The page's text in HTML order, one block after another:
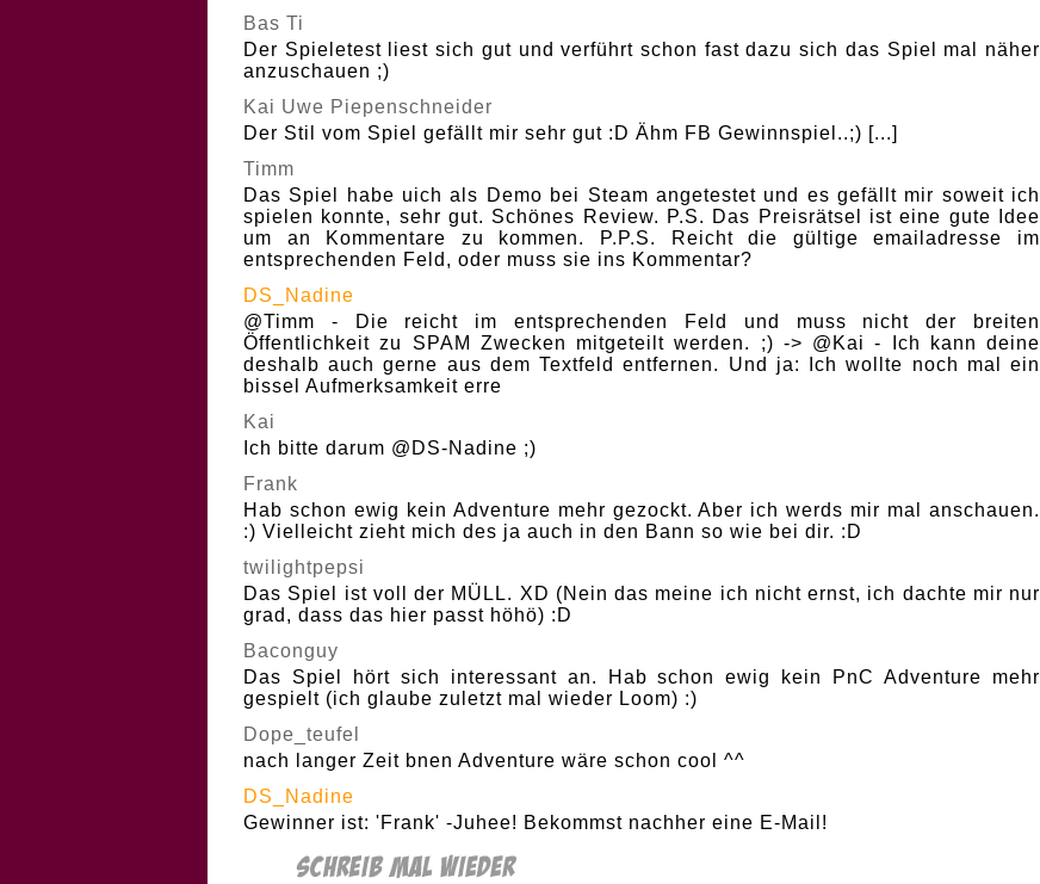
Bas Ti
Der Spieletest liest sich gut und verführt schon fast dazu sich das Spiel mal näher
anzuschauen ;)
Kai Uwe Piepenschneider
Der Stil vom Spiel gefällt mir sehr gut :D Ähm FB Gewinnspiel..;) [...]
Timm
Das Spiel habe uich als Demo bei Steam angetestet und es gefällt mir soweit ich
spielen konnte, sehr gut. Schönes Review. P.S. Das Preisrätsel ist eine gute Idee
um an Kommentare zu kommen. P.P.S. Reicht die gültige emailadresse im
entsprechenden Feld, oder muss sie ins Kommentar?
DS_Nadine
@Timm - Die reicht im entsprechenden Feld und muss nicht der breiten
Öffentlichkeit zu SPAM Zwecken mitgeteilt werden. ;) -> @Kai - Ich kann deine
deshalb auch gerne aus dem Textfeld entfernen. Und ja: Ich wollte noch mal ein
bissel Aufmerksamkeit erre
Kai
Ich bitte darum @DS-Nadine ;)
Frank
Hab schon ewig kein Adventure mehr gezockt. Aber ich werds mir mal anschauen.
:) Vielleicht zieht mich des ja auch in den Bann so wie bei dir. :D
twilightpepsi
Das Spiel ist voll der MÜLL. XD (Nein das meine ich nicht ernst, ich dachte mir nur
grad, dass das hier passt höhö) :D
Baconguy
Das Spiel hört sich interessant an. Hab schon ewig kein PnC Adventure mehr
gespielt (ich glaube zuletzt mal wieder Loom) :)
Dope_teufel
nach langer Zeit bnen Adventure wäre schon cool ^^
DS_Nadine
Gewinner ist: 'Frank' -Juhee! Bekommst nachher eine E-Mail!